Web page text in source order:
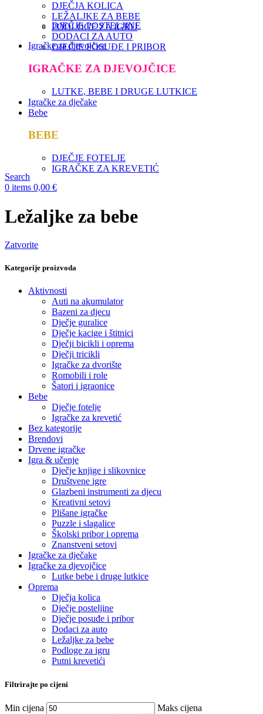
DJEČJA KOLICA
LEŽALJKE ZA BEBE
PODLOGE ZA IGRU
DJEČJE POSTELJINE
DODACI ZA AUTO
DJEČJE POSUĐE I PRIBOR
Igračke za djevojčice
IGRAČKE ZA DJEVOJČICE
LUTKE, BEBE I DRUGE LUTKICE
Igračke za dječake
Bebe
BEBE
DJEČJE FOTELJE
IGRAČKE ZA KREVETIĆ
Search
0 items 0,00 €
Ležaljke za bebe
Zatvorite
Kategorije proizvoda
Aktivnosti
Auti na akumulator
Bazeni za djecu
Dječje guralice
Dječje kacige i štitnici
Dječji bicikli i oprema
Dječji tricikli
Igračke za dvorište
Romobili i role
Šatori i igraonice
Bebe
Dječje fotelje
Igračke za krevetić
Bez kategorije
Brendovi
Drvene igračke
Igra & učenje
Dječje knjige i slikovnice
Društvene igre
Glazbeni instrumenti za djecu
Kreativni setovi
Plišane igračke
Puzzle i slagalice
Školski pribor i oprema
Znanstveni setovi
Igračke za dječake
Igračke za djevojčice
Lutke bebe i druge lutkice
Oprema
Dječja kolica
Dječje posteljine
Dječje posuđe i pribor
Dodaci za auto
Ležaljke za bebe
Podloge za igru
Putni krevetići
Filtrirajte po cijeni
Min cijena Maks cijena